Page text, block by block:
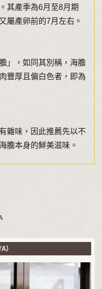
其產季為6月至8月期
屬產卵前的7月左右。
」，如同其別稱，海膽
豐厚且偏白色者，即為
雜味，因此推薦先以不
膽本身的鮮美滋味。
）